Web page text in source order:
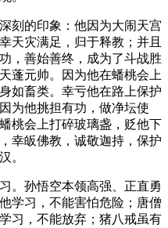
刻的印象：他因为大闹天宫
天灾满足，归于释教；并且
，善始善终，成为了斗战胜
蓬元帅。因为他在蟠桃会上
如畜类。幸亏他在路上保护
为他挑担有功，做净坛使
桃会上打碎玻璃盏，贬他下
幸皈佛教，诚敬迦持，保护
。
。孙悟空本领高强、正直勇
学习，不能害怕危险；唐僧
习，不能放弃；猪八戒虽有